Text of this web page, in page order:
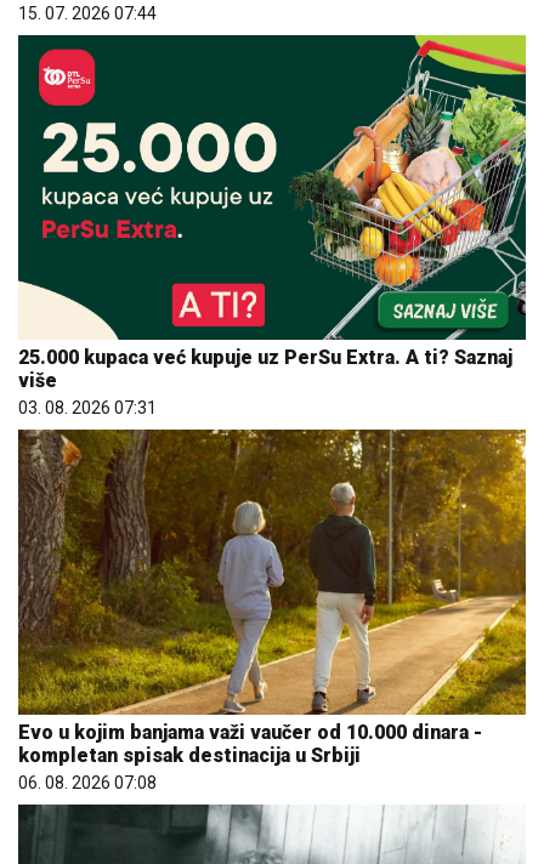
15. 07. 2026 07:44
25.000 kupaca već kupuje uz PerSu Extra. A ti? Saznaj
više
03. 08. 2026 07:31
Evo u kojim banjama važi vaučer od 10.000 dinara -
kompletan spisak destinacija u Srbiji
06. 08. 2026 07:08